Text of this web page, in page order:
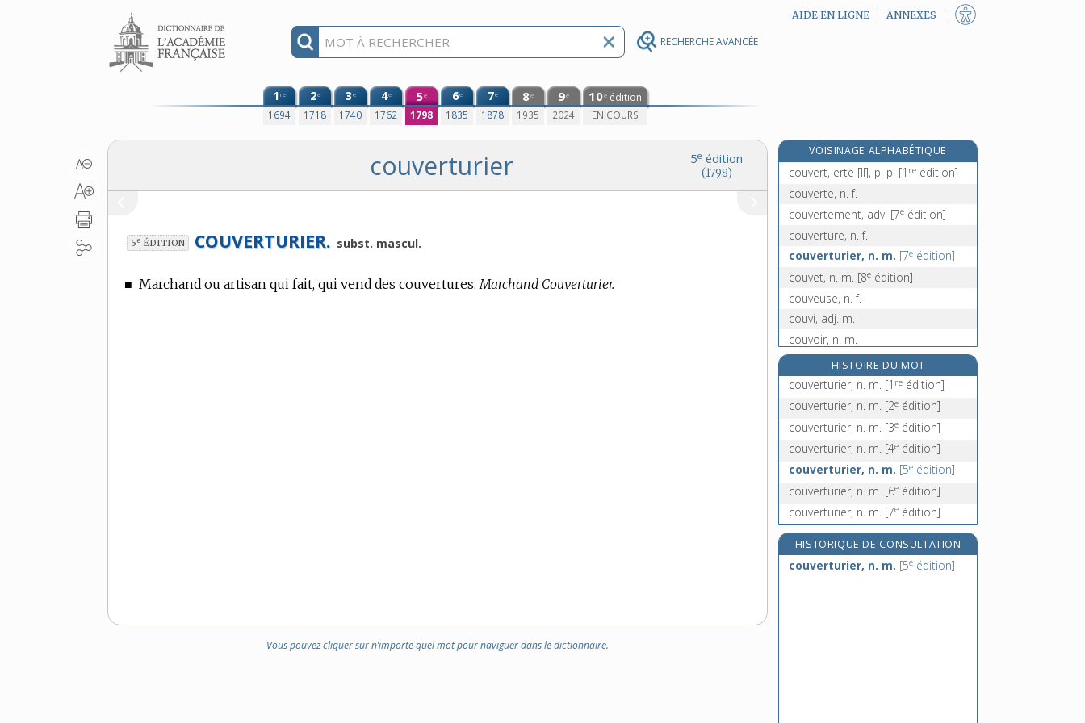
RECHERCHE AVANCÉE
Aller au contenu AIDE EN LIGNE ANNEXES
1re
1694
2e
1718
3e
1740
4e
1762
5e
1798
6e
1835
7e
1878
8e
1935
9e
2024
10e édition
EN COURS
5e édition
(1798)
couverturier
5e ÉDITION COUVERTURIER. subst. mascul.
■ Marchand ou artisan qui fait, qui vend des couvertures. Marchand Couverturier.
Vous pouvez cliquer sur n’importe quel mot pour naviguer dans le dictionnaire.
VOISINAGE ALPHABÉTIQUE
couvert [I], n. m.
couvert, erte [II], p. p. [1 re édition]
couverte, n. f.
couvertement, adv. [7e édition]
couverture, n. f.
couverturier, n. m. [7e édition]
couvet, n. m. [8e édition]
couveuse, n. f.
couvi, adj. m.
couvoir, n. m.
couvrant, -ante, adj.
couvre-chef, n. m.
couvre-feu, n. m.
couvre-joint, n. m.
couvre-lit, n. m.
HISTOIRE DU MOT
couverturier, n. m. [1 re édition]
couverturier, n. m. [2e édition]
couverturier, n. m. [3e édition]
couverturier, n. m. [4e édition]
couverturier, n. m. [5e édition]
couverturier, n. m. [6e édition]
couverturier, n. m. [7e édition]
HISTORIQUE DE CONSULTATION
couverturier, n. m. [5e édition]